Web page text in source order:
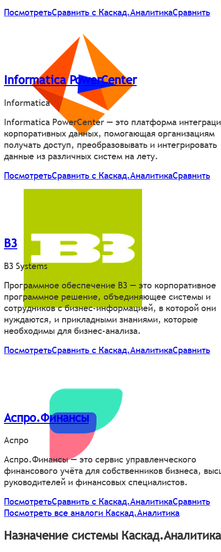
ПосмотретьСравнить с Каскад.АналитикаСравнить
Informatica PowerCenter
Informatica
Informatica PowerCenter — это платформа
корпоративных данных, помогающая организациям
получать доступ, преобразовывать и интегрировать
данные из различных систем на лету.
ПосмотретьСравнить с Каскад.АналитикаСравнить
B3
B3 Systems
Программное обеспечение B3 — это корпоративное
программное решение, объединяющее системы и
сотрудников с бизнес-информацией, в которой они
нуждаются, и прикладными знаниями, которые
необходимы для бизнес-анализа.
ПосмотретьСравнить с Каскад.АналитикаСравнить
Аспро.Финансы
Аспро
Аспро.Финансы — это сервис управленческого
финансового учёта для собственников бизнеса,
руководителей и финансовых специалистов.
ПосмотретьСравнить с Каскад.АналитикаСравнить
Посмотреть все аналоги Каскад.Аналитика
Назначение системы Каскад.Аналитика